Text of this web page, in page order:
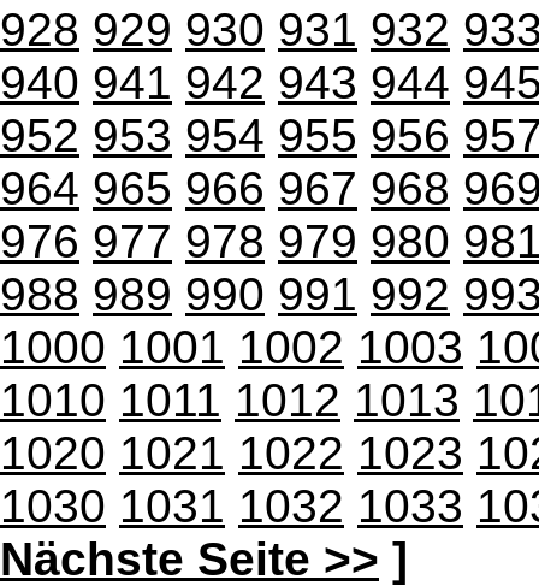
928 929 930 931 932
940 941 942 943 944
952 953 954 955 956
964 965 966 967 968
976 977 978 979 980
988 989 990 991 992
1000 1001 1002 1003
1010 1011 1012 1013
1020 1021 1022 1023
1030 1031 1032 1033
Nächste Seite >> ]